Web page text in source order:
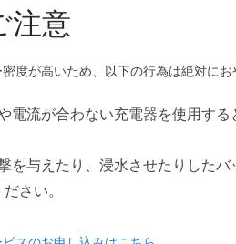
注意
度が高いため、以下の行為は絶対にお
電流が合わない充電器を使用す
を与えたり、浸水させたりした
さい。